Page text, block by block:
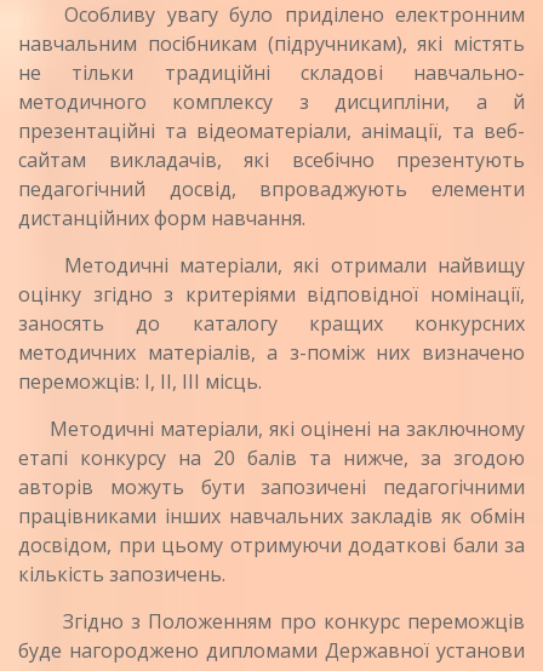
Особливу увагу було приділено електронним
навчальним посібникам (підручникам), які містять
не тільки традиційні складові навчально-
методичного комплексу з дисципліни, а й
презентаційні та відеоматеріали, анімації, та веб-
сайтам викладачів, які всебічно презентують
педагогічний досвід, впроваджують елементи
дистанційних форм навчання.
Методичні матеріали, які отримали найвищу
оцінку згідно з критеріями відповідної номінації,
заносять до каталогу кращих конкурсних
методичних матеріалів, а з-поміж них визначено
переможців: І, ІІ, ІІІ місць.
Методичні матеріали, які оцінені на заключному
етапі конкурсу на 20 балів та нижче, за згодою
авторів можуть бути запозичені педагогічними
працівниками інших навчальних закладів як обмін
досвідом, при цьому отримуючи додаткові бали за
кількість запозичень.
Згідно з Положенням про конкурс переможців
буде нагороджено дипломами Державної установи